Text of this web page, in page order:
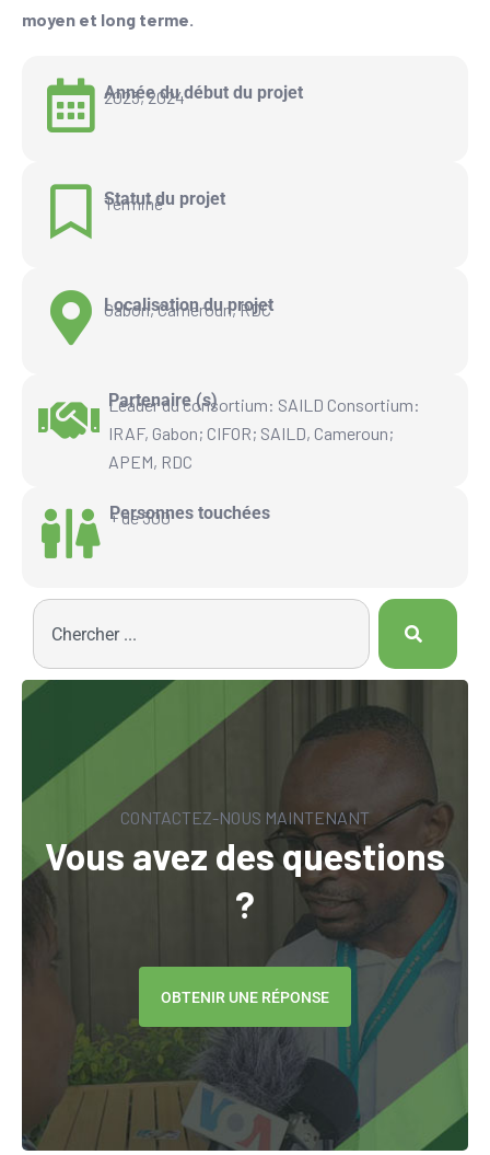
moyen et long terme.
Année du début du projet
2023, 2024
Statut du projet
Terminé
Localisation du projet
Gabon, Cameroun, RDC
Partenaire (s)
Leader du consortium: SAILD Consortium:
IRAF, Gabon; CIFOR; SAILD, Cameroun;
APEM, RDC
Personnes touchées
+ de 300
CONTACTEZ-NOUS MAINTENANT
Vous avez des questions
?
OBTENIR UNE RÉPONSE